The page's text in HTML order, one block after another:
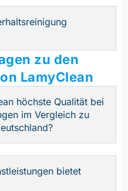
zu den
LamyClean
höchste Qualität bei
im Vergleich zu
bietet